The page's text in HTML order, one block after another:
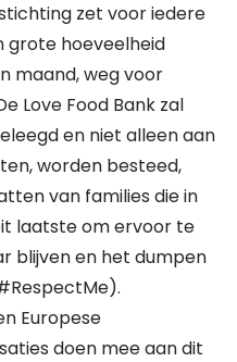
zet voor iedere
grote hoeveelheid
maand, weg voor
Love Food Bank zal
en niet alleen aan
worden besteed,
van families die in
laatste om ervoor te
blijven en het dumpen
Europese
doen mee aan dit